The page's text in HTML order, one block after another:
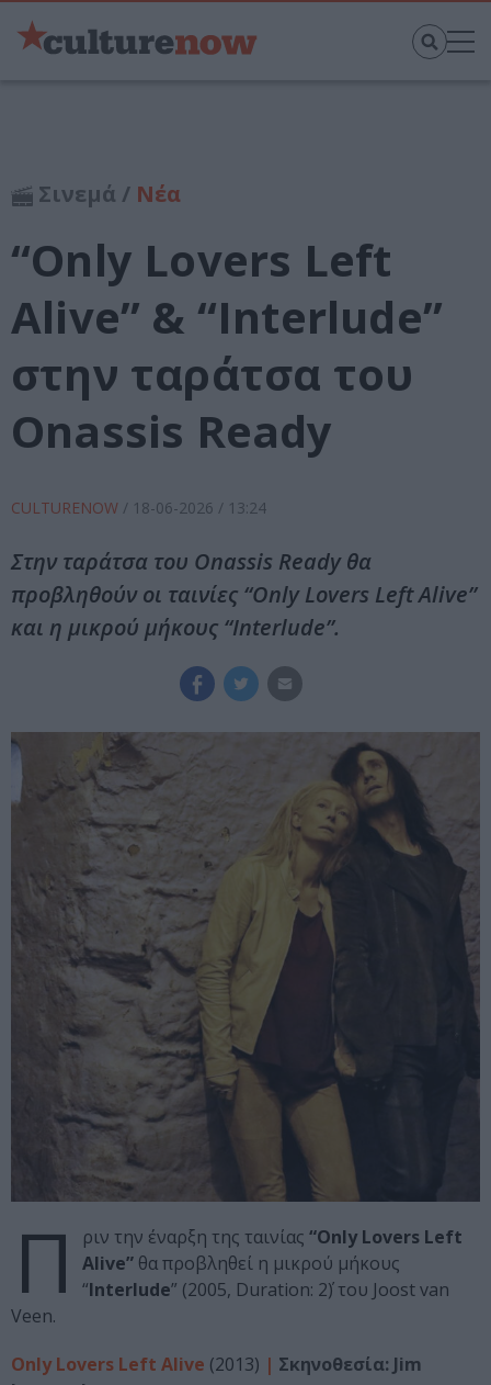
Σινεμά / Νέα
“Only Lovers Left
Alive” & “Interlude”
στην ταράτσα του
Onassis Ready
CULTURENOW / 18-06-2026 / 13:24
Στην ταράτσα του Onassis Ready θα
προβληθούν οι ταινίες “Only Lovers Left Alive”
και η μικρού μήκους “Interlude”.
Π ριν την έναρξη της ταινίας “Only Lovers Left
Alive” θα προβληθεί η μικρού μήκους
“Interlude” (2005, Duration: 2΄) του Joost van
Veen.
Only Lovers Left Alive (2013) | Σκηνοθεσία: Jim